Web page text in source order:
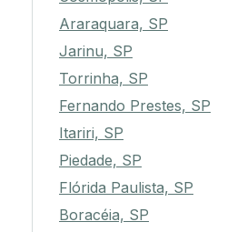
Araraquara, SP
Jarinu, SP
Torrinha, SP
Fernando Prestes, SP
Itariri, SP
Piedade, SP
Flórida Paulista, SP
Boracéia, SP